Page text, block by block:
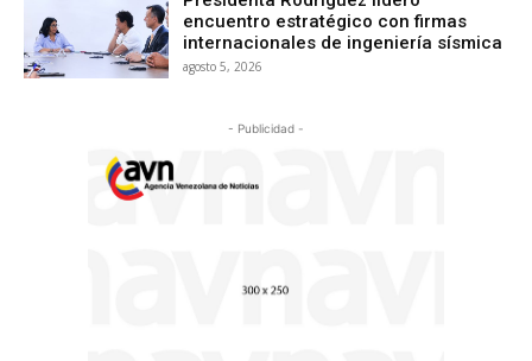
encuentro estratégico con firmas
internacionales de ingeniería sísmica
agosto 5, 2026
- Publicidad -